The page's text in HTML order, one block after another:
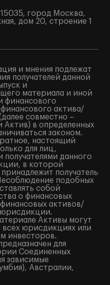
город Москва,
дом 20, строение 1
и мнения подлежат
получателей данной
и
материала и иной
финансового
актива/
совместно –
Актив) в определенных
законом.
настоящий
для лиц,
данного
в которой
получатель
подобных
собой
о финансовых
активов/
Активы могут
юрисдикциях или
инвесторов.
для
Соединенных
зависимые
Австралии,